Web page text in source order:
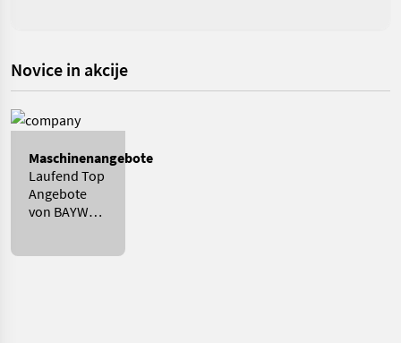
Novice in akcije
Maschinenangebote
Laufend Top
Angebote
von BAYWA